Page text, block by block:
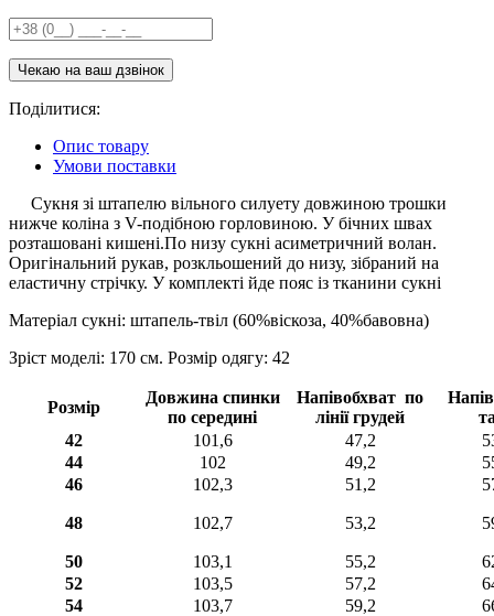
Поділитися:
Опис товару
Умови поставки
Сукня зі штапелю вільного силуету довжиною трошки
нижче коліна з V-подібною горловиною. У бічних швах
розташовані кишені.По низу сукні асиметричний волан.
Оригінальний рукав, розкльошений до низу, зібраний на
еластичну стрічку. У комплекті йде пояс із тканини сукні
Матеріал сукні: штапель-твіл (60%віскоза, 40%бавовна)
Зріст моделі: 170 см. Розмір одягу: 42
Розмір
Довжина спинки
по середині
Напівобхват по
лінії грудей
42
101,6 47,2
44
102 49,2
46
102,3 51,2
48 102,7 53,2
50 103,1 55,2
52
103,5 57,2
54
103,7 59,2